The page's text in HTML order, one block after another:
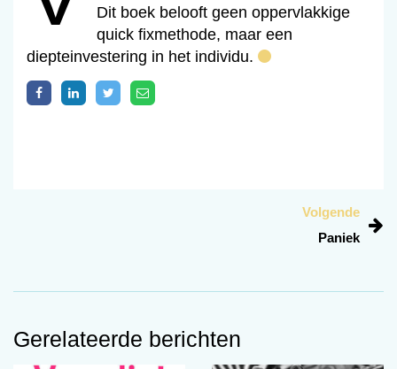
Dit boek belooft geen oppervlakkige
quick fixmethode, maar een
diepteinvestering in het individu.
Volgende
Paniek
Gerelateerde berichten